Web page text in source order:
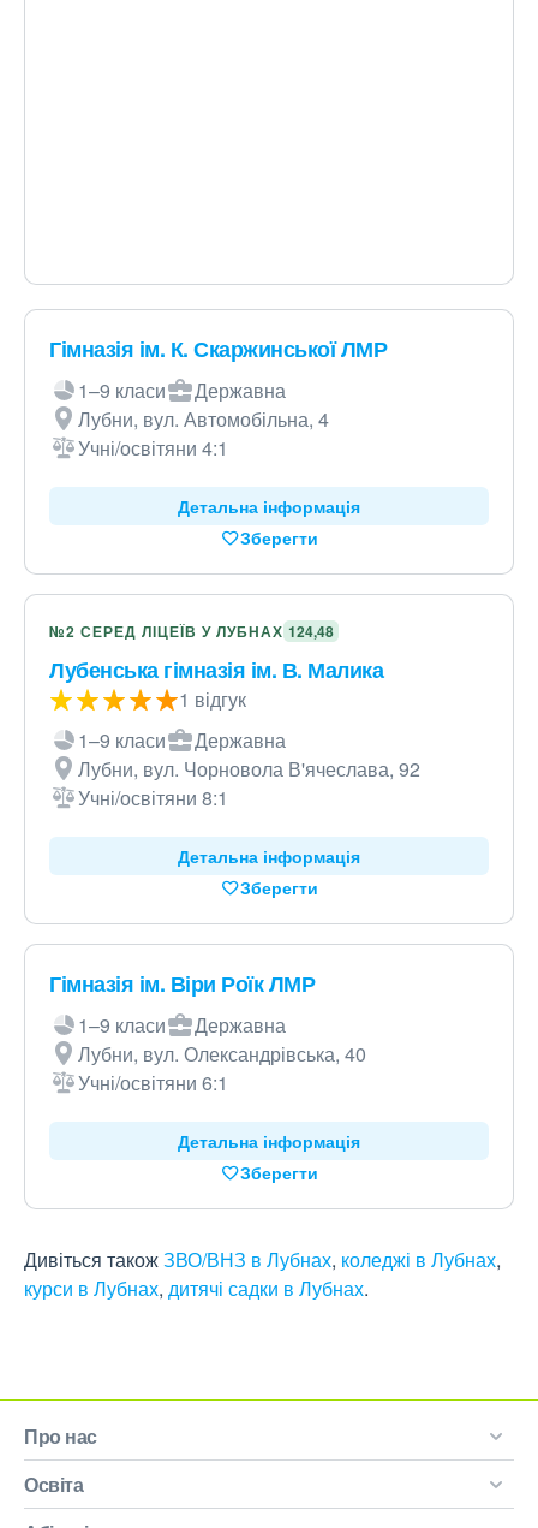
Гімназія ім. К. Скаржинської ЛМР
1–9 класи
Державна
Лубни, вул. Автомобільна, 4
Учні/освітяни 4:1
Детальна інформація
Зберегти
№2 СЕРЕД ЛІЦЕЇВ У ЛУБНАХ 124,48
Лубенська гімназія ім. В. Малика
1 відгук
1–9 класи
Державна
Лубни, вул. Чорновола В'ячеслава, 92
Учні/освітяни 8:1
Детальна інформація
Зберегти
Гімназія ім. Віри Роїк ЛМР
1–9 класи
Державна
Лубни, вул. Олександрівська, 40
Учні/освітяни 6:1
Детальна інформація
Зберегти
Дивіться такожЗВО/ВНЗ в Лубнах, коледжі в Лубнах,
курси в Лубнах, дитячі садки в Лубнах.
Про нас
Освіта